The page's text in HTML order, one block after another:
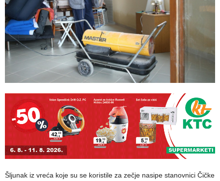
Šljunak iz vreća koje su se koristile za zečje nasipe stanovnici Čičke